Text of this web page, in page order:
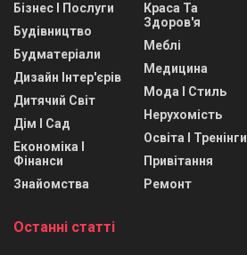
Бізнес І Послуги
Будівництво
Будматеріали
Дизайн Інтер'єрів
Дитячий Світ
Дім І Сад
Економіка І
Фінанси
Знайомства
Краса Та
Здоров'я
Меблі
Медицина
Мода І Стиль
Нерухомість
Освіта І Тренінги
Привітання
Ремонт
Останні статті